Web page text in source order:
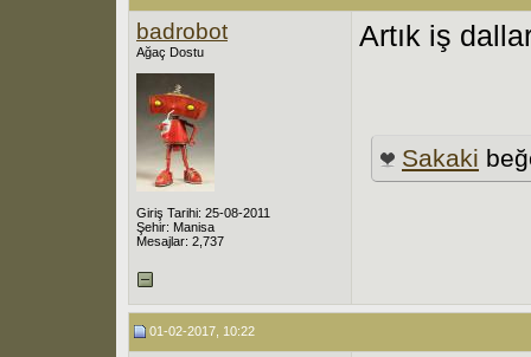
badrobot
Ağaç Dostu
Giriş Tarihi: 25-08-2011
Şehir: Manisa
Mesajlar: 2,737
Artık iş
Sakaki
01-02-2017, 10:22